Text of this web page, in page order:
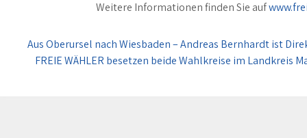
Weitere Informationen finden Sie auf
Beitragsnavigation
Aus Oberursel nach Wiesbaden – Andreas Bernhardt ist
FREIE WÄHLER besetzen beide Wahlkreise im Landkreis